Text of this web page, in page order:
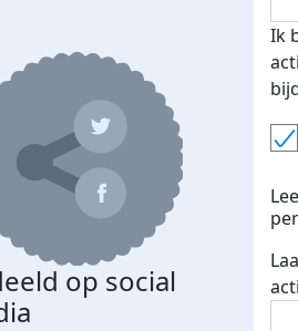
op social
Ik